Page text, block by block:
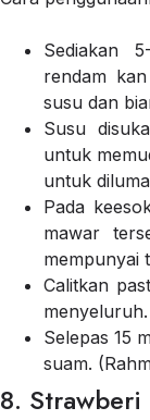
Sediakan
rendam
susu dan
Susu
untuk
untuk
Pada
mawar
mempunyai
Calitkan
menyeluruh.
Selepas 15
suam.
8. Strawberi